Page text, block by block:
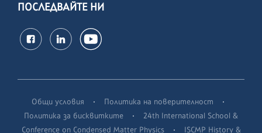
ПОСЛЕДВАЙТЕ НИ
Общи условия · Политика на поверителност ·
Политика за бисквитките ·
24th International School &
Conference on Condensed Matter Physics· ISCMP History &